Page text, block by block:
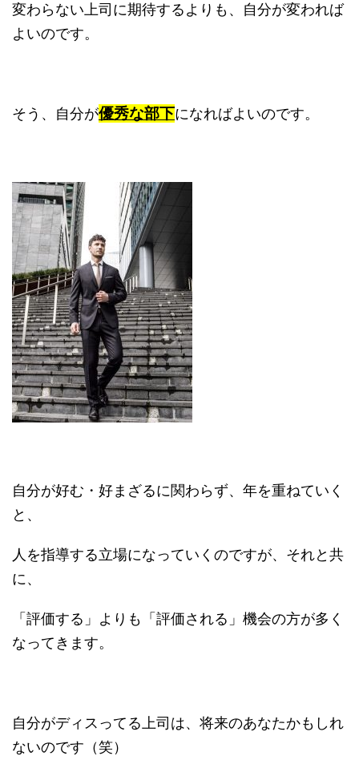
変わらない上司に期待するよりも、自分が変われば
よいのです。
そう、自分が優秀な部下になればよいのです。
自分が好む・好まざるに関わらず、年を重ねていく
と、
人を指導する立場になっていくのですが、それと共
に、
「評価する」よりも「評価される」機会の方が多く
なってきます。
自分がディスってる上司は、将来のあなたかもしれ
ないのです（笑）